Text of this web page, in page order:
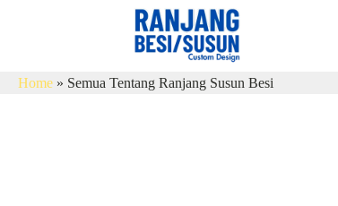
Home » Semua Tentang Ranjang Susun Besi